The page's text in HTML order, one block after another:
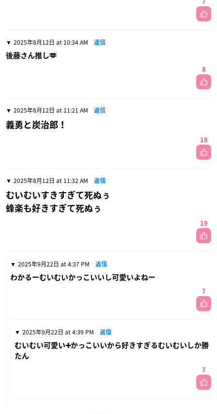
7
2025年8月12日 at 10:34 AM 返信
後藤さん推し🫶
8
2025年8月12日 at 11:21 AM 返信
義勇と炭治郎！
18
2025年8月12日 at 11:32 AM 返信
むいむいすきすぎて死ぬぅ
蜂楽も好きすぎて死ぬぅ
19
2025年9月22日 at 4:37 PM 返信
わかるーむいむいかっこいいし可愛いよねー
7
2025年9月22日 at 4:39 PM 返信
むいむい可愛い➕かっこいいから好きすぎるむいむいしか勝
たん
7